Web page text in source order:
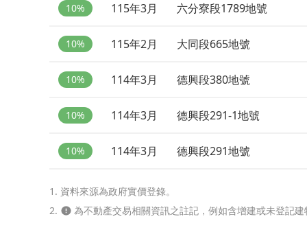
10% 115年3月 六分寮段1789地號
10% 115年2月 大同段665地號
10% 114年3月 德興段380地號
10% 114年3月 德興段291-1地號
10% 114年3月 德興段291地號
1. 資料來源為政府實價登錄。
2.
為不動產交易相關資訊之註記，例如含增建或未登記